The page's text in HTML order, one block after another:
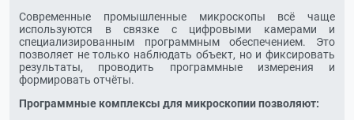
Современные промышленные микроскопы всё чаще
используются в связке с цифровыми камерами и
специализированным программным обеспечением. Это
позволяет не только наблюдать объект, но и фиксировать
результаты, проводить программные измерения и
формировать отчёты.
Программные комплексы для микроскопии позволяют: